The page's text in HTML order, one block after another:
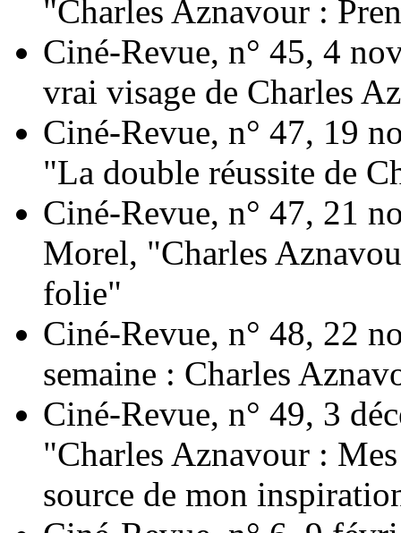
"Charles Aznavour :
Ciné-Revue, n° 45, 4
vrai visage de Charles
Ciné-Revue, n° 47, 19
"La double réussite de
Ciné-Revue, n° 47, 21
Morel, "Charles
folie"
Ciné-Revue, n° 48, 22
semaine : Charles
Ciné-Revue, n° 49, 3
"Charles Aznavour :
source de mon